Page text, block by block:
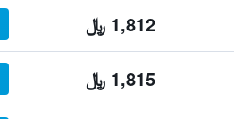
1,812 ﷼
1,815 ﷼